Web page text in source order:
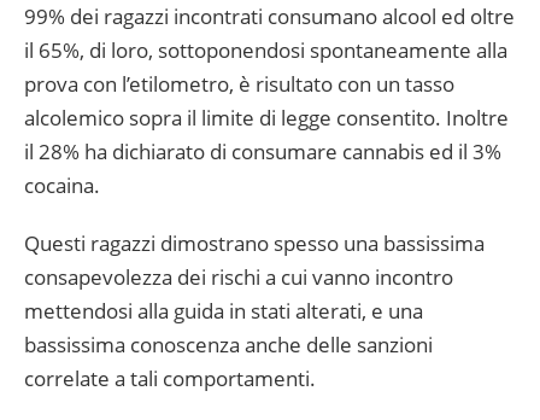
99% dei ragazzi incontrati consumano alcool ed oltre
il 65%, di loro, sottoponendosi spontaneamente alla
prova con l’etilometro, è risultato con un tasso
alcolemico sopra il limite di legge consentito. Inoltre
il 28% ha dichiarato di consumare cannabis ed il 3%
cocaina.
Questi ragazzi dimostrano spesso una bassissima
consapevolezza dei rischi a cui vanno incontro
mettendosi alla guida in stati alterati, e una
bassissima conoscenza anche delle sanzioni
correlate a tali comportamenti.